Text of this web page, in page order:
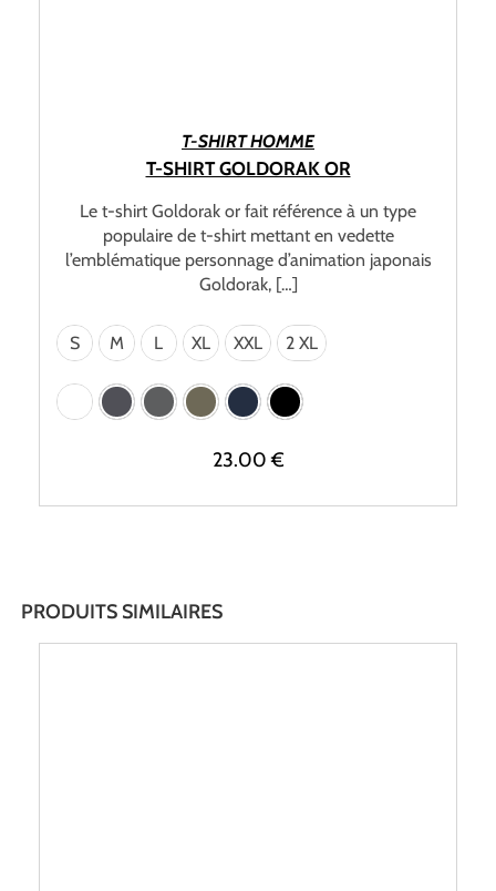
T-SHIRT HOMME
T-SHIRT GOLDORAK OR
Le t-shirt Goldorak or fait référence à un type
populaire de t-shirt mettant en vedette
l’emblématique personnage d’animation japonais
Goldorak, […]
S M L XL XXL 2 XL
23.00€
PRODUITS SIMILAIRES